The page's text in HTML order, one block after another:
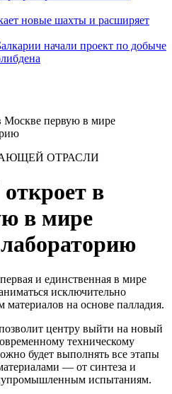
новые шахты и расширяет
начали проект по добыче
Москве первую в мире
ОТРАСЛИ
в
в мире
и единственная в мире
исключительно
материалов на основе палладия.
центру выйти на новый
техническому
будет выполнять все этапы
— от синтеза и
испытаниям.